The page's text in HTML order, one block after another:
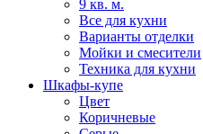
9 кв. м.
Все для кухни
Варианты отделки
Мойки и смесители
Техника для кухни
Шкафы-купе
Цвет
Коричневые